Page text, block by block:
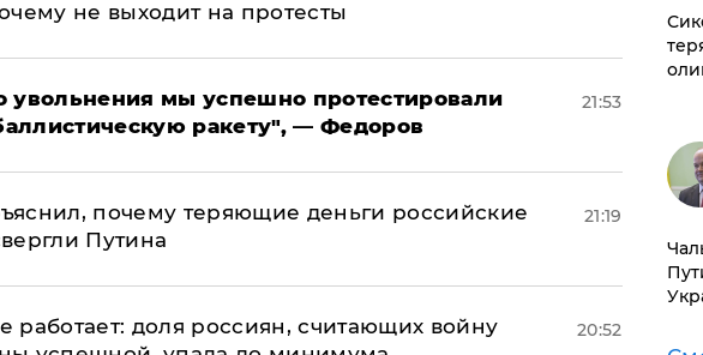
не выходит на протесты
увольнения мы успешно протестировали
ракету", — Федоров
21:53
почему теряющие деньги российские
Путина
21:19
работает: доля россиян, считающих войну
20:52